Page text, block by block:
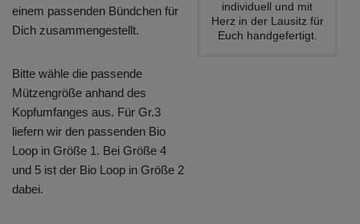
einem passenden Bündchen für
Dich zusammengestellt.
Bitte wähle die passende
Mützengröße anhand des
Kopfumfanges aus. Für Gr.3
liefern wir den passenden Bio
Loop in Größe 1. Bei Größe 4
und 5 ist der Bio Loop in Größe 2
dabei.
individuell und mit
Herz in der Lausitz für
Euch handgefertigt.